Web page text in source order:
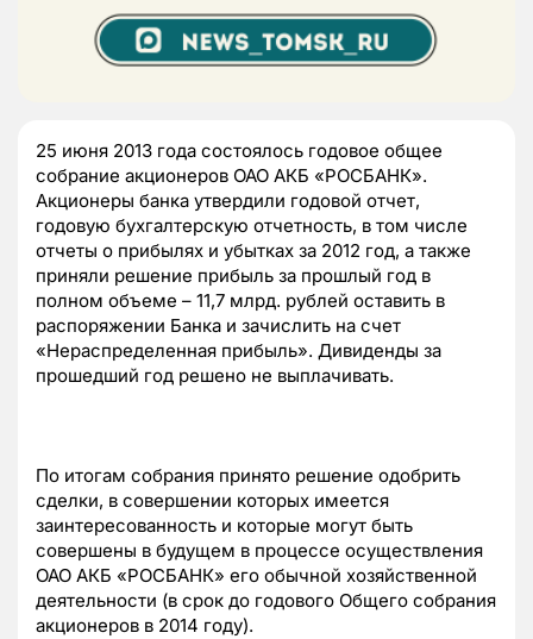
25 июня 2013 года состоялось годовое общее
собрание акционеров ОАО АКБ «РОСБАНК».
Акционеры банка утвердили годовой отчет,
годовую бухгалтерскую отчетность, в том числе
отчеты о прибылях и убытках за 2012 год, а также
приняли решение прибыль за прошлый год в
полном объеме – 11,7 млрд. рублей оставить в
распоряжении Банка и зачислить на счет
«Нераспределенная прибыль». Дивиденды за
прошедший год решено не выплачивать.
По итогам собрания принято решение одобрить
сделки, в совершении которых имеется
заинтересованность и которые могут быть
совершены в будущем в процессе осуществления
ОАО АКБ «РОСБАНК» его обычной хозяйственной
деятельности (в срок до годового Общего собрания
акционеров в 2014 году).